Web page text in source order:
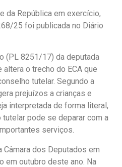
da República em exercício,
25 foi publicada no Diário
(PL 8251/17) da deputada
altera o trecho do ECA que
tutelar. Segundo a
prejuízos a crianças e
interpretada de forma literal,
pode se deparar com a
serviços.
dos Deputados em
em outubro deste ano. Na